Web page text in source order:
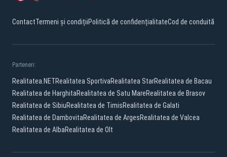
ContactTermeni și condițiiPolitică de confidențialitateCod de conduită
Parteneri:
Realitatea.NETRealitatea SportivaRealitatea StarRealitatea de Bacau
Realitatea de HarghitaRealitatea de Satu MareRealitatea de Brasov
Realitatea de SibiuRealitatea de TimisRealitatea de Galati
Realitatea de DambovitaRealitatea de ArgesRealitatea de Valcea
Realitatea de AlbaRealitatea de Olt